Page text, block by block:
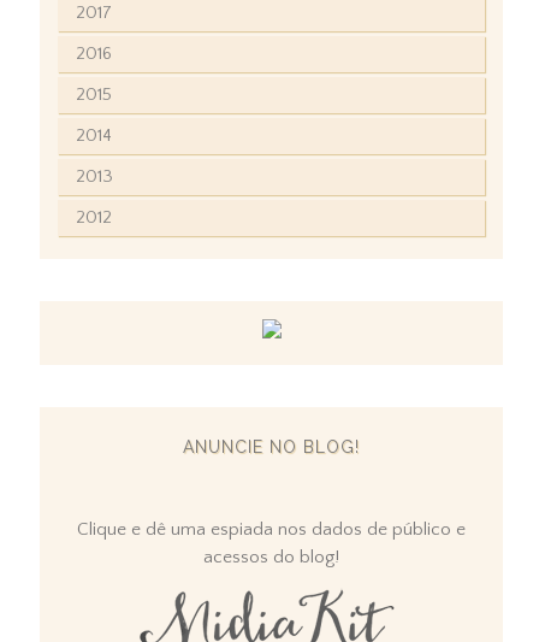
2017
2016
2015
2014
2013
2012
ANUNCIE NO BLOG!
Clique e dê uma espiada nos dados de público e
acessos do blog!